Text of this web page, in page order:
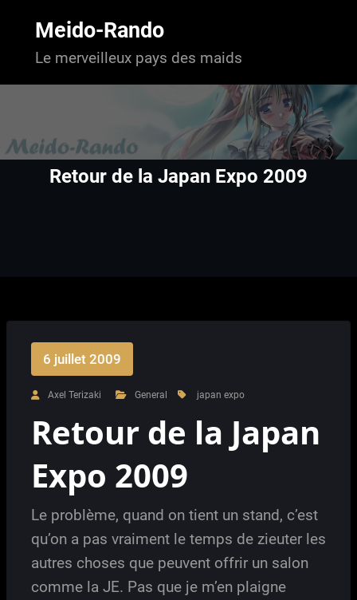
Meido-Rando
Le merveilleux pays des maids
Retour de la Japan Expo 2009
6 juillet 2009
Axel Terizaki General japan expo
Retour de la Japan
Expo 2009
Le problème, quand on tient un stand, c’est
qu’on a pas vraiment le temps de zieuter les
autres choses que peuvent offrir un salon
comme la JE. Pas que je m’en plaigne